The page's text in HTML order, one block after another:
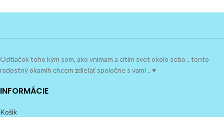
Odtlačok toho kým som, ako vnímam a cítim svet okolo seba .. tento
radostný okamih chcem zdieľať spoločne s vami .. ♥
INFORMÁCIE
Košík